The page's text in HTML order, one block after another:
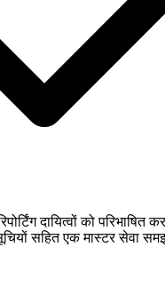
दायित्वों को परिभाषित
सहित एक मास्टर सेवा